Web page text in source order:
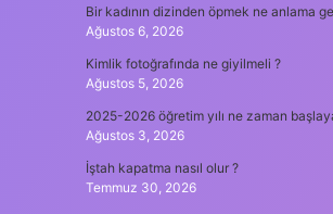
Bir kadının dizinden öpmek ne anlama
Ağustos 6, 2026
Kimlik fotoğrafında ne giyilmeli ?
Ağustos 5, 2026
2025-2026 öğretim yılı ne zaman
Ağustos 3, 2026
İştah kapatma nasıl olur ?
Temmuz 30, 2026